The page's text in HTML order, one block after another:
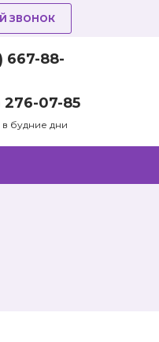
ЗВОНОК
667-88-
276-07-85
в будние дни